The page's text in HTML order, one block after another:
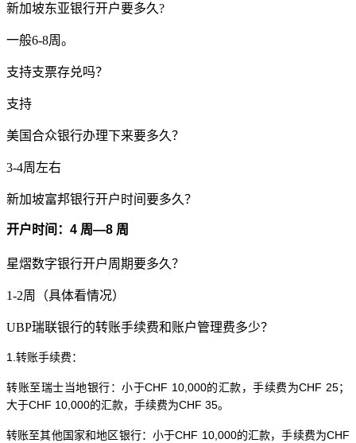
新加坡东亚银行开户要多久?
一般6-8周。
支持支票存兑吗？
支持
美国合众银行办理下来要多久？
3-4周左右
新加坡富邦银行开户时间要多久？
开户时间： 4 周—8 周
星熠数字银行开户周期要多久？
1-2周（具体看情况）
UBP瑞联银行的转账手续费和账户管理费多少？
1.转账手续费：
转账至瑞士当地银行：小于CHF 10,000的汇款，手续费为CHF 25；
大于CHF 10,000的汇款，手续费为CHF 35。
转账至其他国家和地区银行：小于CHF 10,000的汇款，手续费为CHF